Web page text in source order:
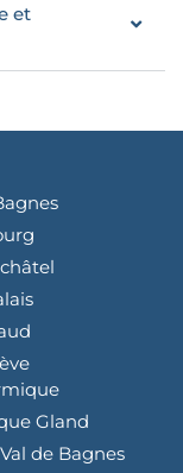
et
Gland
de Bagnes